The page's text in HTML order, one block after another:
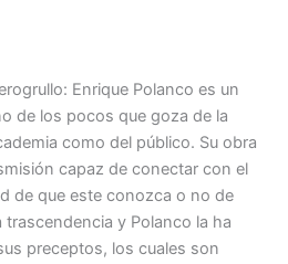
Menu
Enrique Polanco es un
de los pocos que goza de la
como del público. Su obra
capaz de conectar con el
de que este conozca o no de
trascendencia y Polanco la ha
preceptos, los cuales son